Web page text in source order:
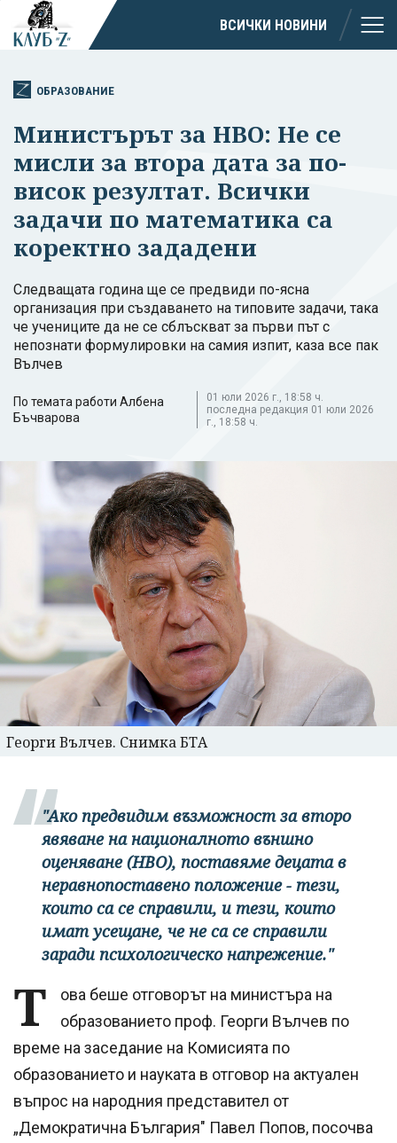
ВСИЧКИ НОВИНИ
ОБРАЗОВАНИЕ
Министърът за НВО: Не се
мисли за втора дата за по-
висок резултат. Всички
задачи по математика са
коректно зададени
Следващата година ще се предвиди по-ясна
организация при създаването на типовите задачи, така
че учениците да не се сблъскват за първи път с
непознати формулировки на самия изпит, каза все пак
Вълчев
По темата работи Албена
Бъчварова
01 юли 2026 г., 18:58 ч.
последна редакция 01 юли 2026
г., 18:58 ч.
Георги Вълчев. Снимка БТА
"Ако предвидим възможност за второ
явяване на националното външно
оценяване (НВО), поставяме децата в
неравнопоставено положение - тези,
които са се справили, и тези, които
имат усещане, че не са се справили
заради психологическо напрежение."
Т
ова беше отговорът на министъра на
образованието проф. Георги Вълчев по
време на заседание на Комисията по
образованието и науката в отговор на актуален
въпрос на народния представител от
„Демократична България" Павел Попов, посочва